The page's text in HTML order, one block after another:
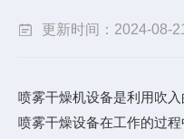
更新时间：2024-08-21
喷雾干燥机设备是利用吹
喷雾干燥设备在工作的过